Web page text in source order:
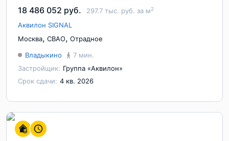
18 486 052 руб.
297.7 тыс. руб. за м2
Аквилон SIGNAL
Москва, СВАО, Отрадное
Владыкино
7 мин.
Застройщик: Группа «Аквилон»
Срок сдачи: 4 кв. 2026